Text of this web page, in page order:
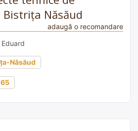
Năsăud
adaugă o recomandare
Năsăud